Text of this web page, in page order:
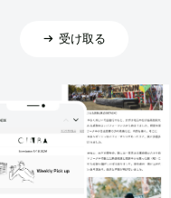
受け取る